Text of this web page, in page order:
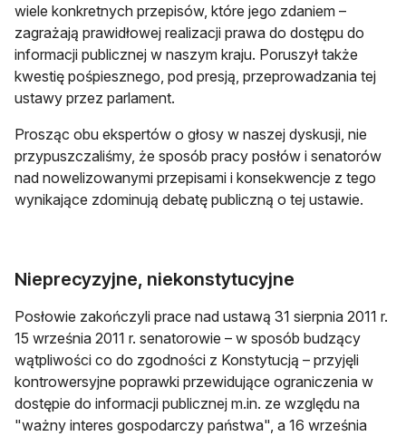
wiele konkretnych przepisów, które jego zdaniem –
zagrażają prawidłowej realizacji prawa do dostępu do
informacji publicznej w naszym kraju. Poruszył także
kwestię pośpiesznego, pod presją, przeprowadzania tej
ustawy przez parlament.
Prosząc obu ekspertów o głosy w naszej dyskusji, nie
przypuszczaliśmy, że sposób pracy posłów i senatorów
nad nowelizowanymi przepisami i konsekwencje z tego
wynikające zdominują debatę publiczną o tej ustawie.
Nieprecyzyjne, niekonstytucyjne
Posłowie zakończyli prace nad ustawą 31 sierpnia 2011 r.
15 września 2011 r. senatorowie – w sposób budzący
wątpliwości co do zgodności z Konstytucją – przyjęli
kontrowersyjne poprawki przewidujące ograniczenia w
dostępie do informacji publicznej m.in. ze względu na
"ważny interes gospodarczy państwa", a 16 września